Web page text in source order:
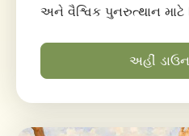
અને વૈશ્વિક પુનરુત્થાન માટે
અહીં